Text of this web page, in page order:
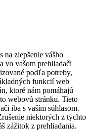
na zlepšenie vášho
vo vašom prehliadači
podľa potreby,
funkcií web
ktoré nám pomáhajú
webovú stránku. Tieto
iba s vaším súhlasom.
niektorých z týchto
zážitok z prehliadania.